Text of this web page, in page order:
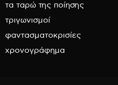
τα ταρώ της ποίησης
τριγωνισμοί
φαντασματοκρισίες
χρονογράφημα